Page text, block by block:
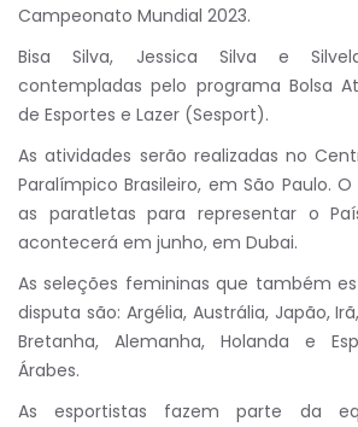
Campeonato Mundial 2023.
Bisa Silva, Jessica Silva e
contempladas pelo programa Bolsa
de Esportes e Lazer (Sesport).
As atividades serão realizadas no
Paralímpico Brasileiro, em São Paulo.
as paratletas para representar o
acontecerá em junho, em Dubai.
As seleções femininas que também
disputa são: Argélia, Austrália, Japão,
Bretanha, Alemanha, Holanda e
Árabes.
As esportistas fazem parte da